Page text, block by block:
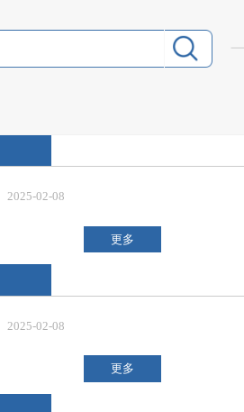
2025-02-08
更多
2025-02-08
更多